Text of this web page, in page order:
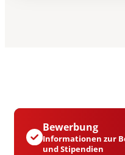
Bewerbung
Informationen zur
und Stipendien